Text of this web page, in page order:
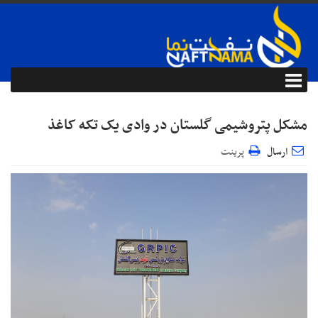
مشکل پتروشیمی گلستان در وادی یک تکه کاغذ
ارسال پرینت